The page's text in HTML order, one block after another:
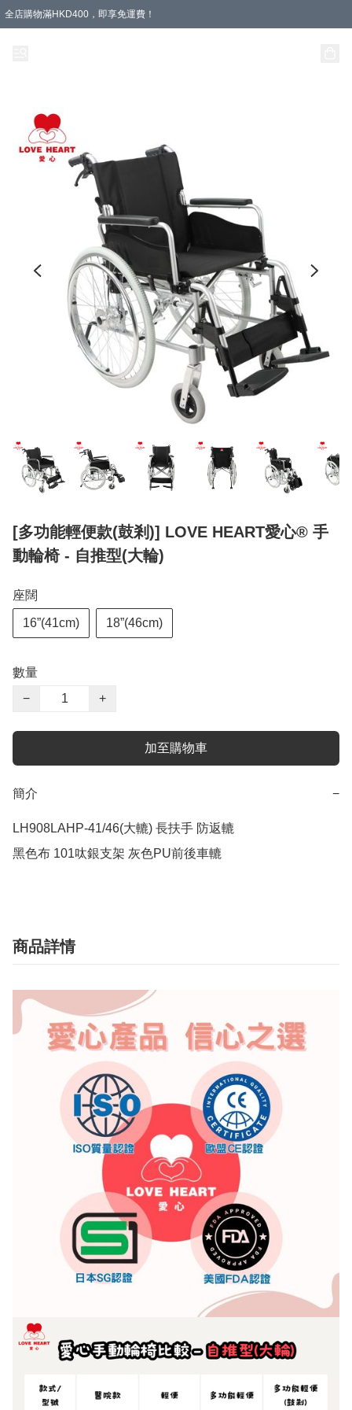
全店購物滿HKD400，即享免運費！
[多功能輕便款(鼓剎)] LOVE HEART愛心® 手
動輪椅 - 自推型(大輪)
座闊
16”(41cm) 18”(46cm)
數量
−
+
加至購物車
簡介 −
LH908LAHP-41/46(大轆) 長扶手 防返轆
黑色布 101呔銀支架 灰色PU前後車轆
商品詳情